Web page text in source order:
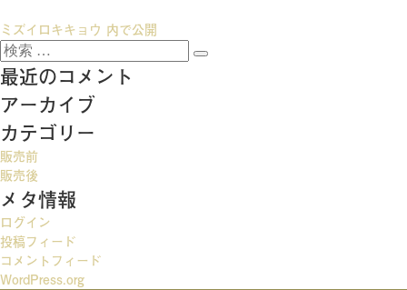
投
稿
ナ
ビ
ゲ
ー
シ
ョ
ン
ミズイロキキョウ 内で公開
検
索:
検
最近のコメント
アーカイブ
カテゴリー
販売前
販売後
メタ情報
ログイン
投稿フィード
コメントフィード
WordPress.org